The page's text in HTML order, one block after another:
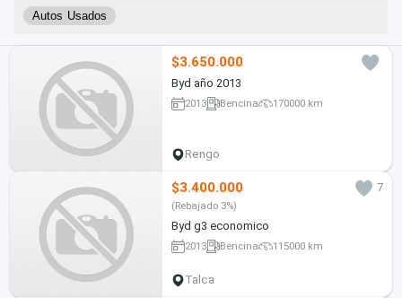
Autos Usados
$3.650.000
Byd año 2013
2013 Bencina 170000 km
Rengo
$3.400.000 7
(Rebajado 3%)
Byd g3 economico
2013 Bencina 115000 km
Talca